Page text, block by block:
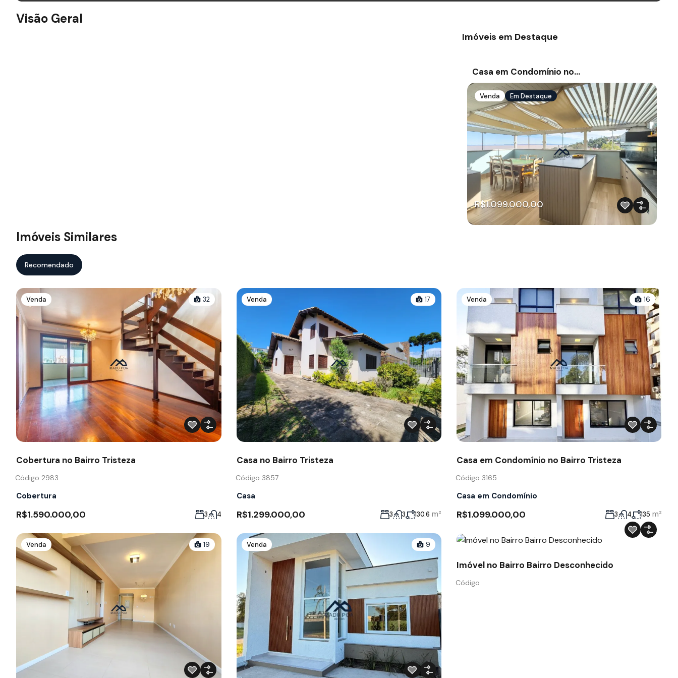
Visão Geral
Imóveis em Destaque
Casa em Condomínio no…
Venda Em Destaque
R$1.099.000,00
Imóveis Similares
Recomendado
Venda 32
Cobertura no Bairro Tristeza
Código 2983
Cobertura
R$1.590.000,00 3 4
Venda 17
Casa no Bairro Tristeza
Código 3857
Casa
R$1.299.000,00 3 3 130.6 m²
Venda 16
Casa em Condomínio no Bairro Tristeza
Código 3165
Casa em Condomínio
R$1.099.000,00 3 4 135 m²
Venda 19 Venda 9
Imóvel no Bairro Bairro Desconhecido
Código